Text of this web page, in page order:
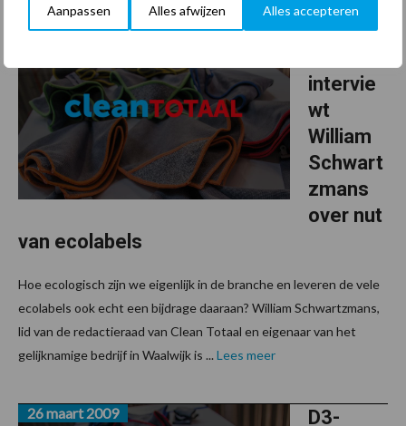
Aanpassen Alles afwijzen Alles accepteren
Clean
intervie
wt
William
Schwart
zmans
over nut
van ecolabels
26 maart 2009
Hoe ecologisch zijn we eigenlijk in de branche en leveren de vele
ecolabels ook echt een bijdrage daaraan? William Schwartzmans,
lid van de redactieraad van Clean Totaal en eigenaar van het
gelijknamige bedrijf in Waalwijk is ...Lees meer
D3-
26 maart 2009